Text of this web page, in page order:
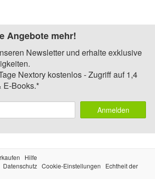
Angebote mehr!
Newsletter und erhalte exklusive
Nextory kostenlos - Zugriff auf 1,4
E-Books.*
Anmelden
Hilfe
Datenschutz Cookie-Einstellungen
Echtheit der